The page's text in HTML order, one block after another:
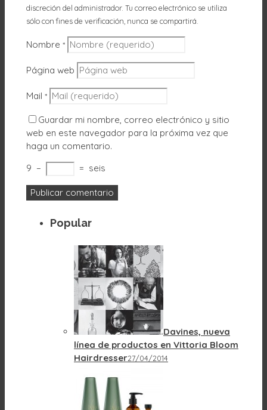
discreción del administrador. Tu correo electrónico se utiliza
sólo con fines de verificación, nunca se compartirá.
Nombre *
Página web
Mail *
Guardar mi nombre, correo electrónico y sitio
web en este navegador para la próxima vez que
haga un comentario.
9 − = seis
Popular
Davines, nueva
línea de productos en Vittoria Bloom
Hairdresser27/04/2014